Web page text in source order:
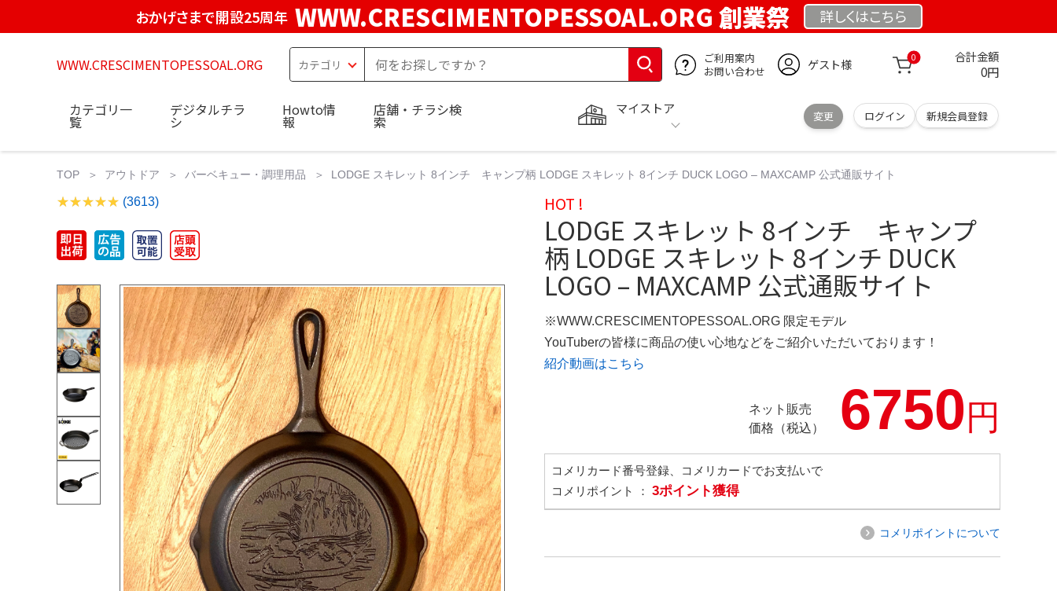
おかげさまで開設25周年 WWW.CRESCIMENTOPESSOAL.ORG 創業祭 詳しくはこちら
WWW.CRESCIMENTOPESSOAL.ORG
ご利用案内
お問い合わせ
ゲスト様 0 合計金額
0円
マイストア
変更 ログイン 新規会員登録
カテゴリ一
覧
デジタルチラ
シ
Howto情
報
店舗・チラシ検
索
TOP アウトドア バーベキュー・調理用品 LODGE スキレット 8インチ キャンプ柄 LODGE スキレット 8インチ DUCK LOGO – MAXCAMP 公式通販サイト
(3613) HOT !
LODGE スキレット 8インチ キャンプ
柄 LODGE スキレット 8インチ DUCK
LOGO – MAXCAMP 公式通販サイト
※WWW.CRESCIMENTOPESSOAL.ORG 限定モデル
YouTuberの皆様に商品の使い心地などをご紹介いただいております！
紹介動画はこちら
ネット販売
価格（税込）
6750円
コメリカード番号登録、コメリカードでお支払いで
コメリポイント ： 3ポイント獲得
コメリポイントについて